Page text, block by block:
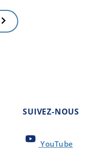
SUIVEZ-NOUS
YouTube